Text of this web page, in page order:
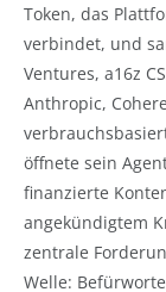
Token, das
verbindet, und
Ventures, a16z
Anthropic,
öffnete sein
finanzierte
angekündigtem
zentrale
Welle: